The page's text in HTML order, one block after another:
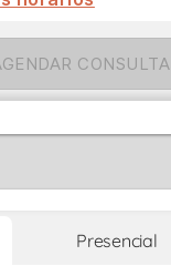
CONSULTA
Presencial